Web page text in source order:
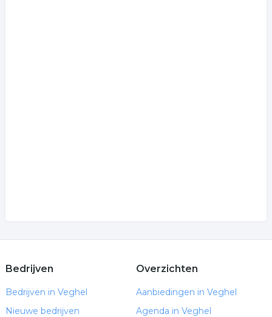
Bedrijven
Bedrijven in Veghel
Nieuwe bedrijven
Overzichten
Aanbiedingen in Veghel
Agenda in Veghel